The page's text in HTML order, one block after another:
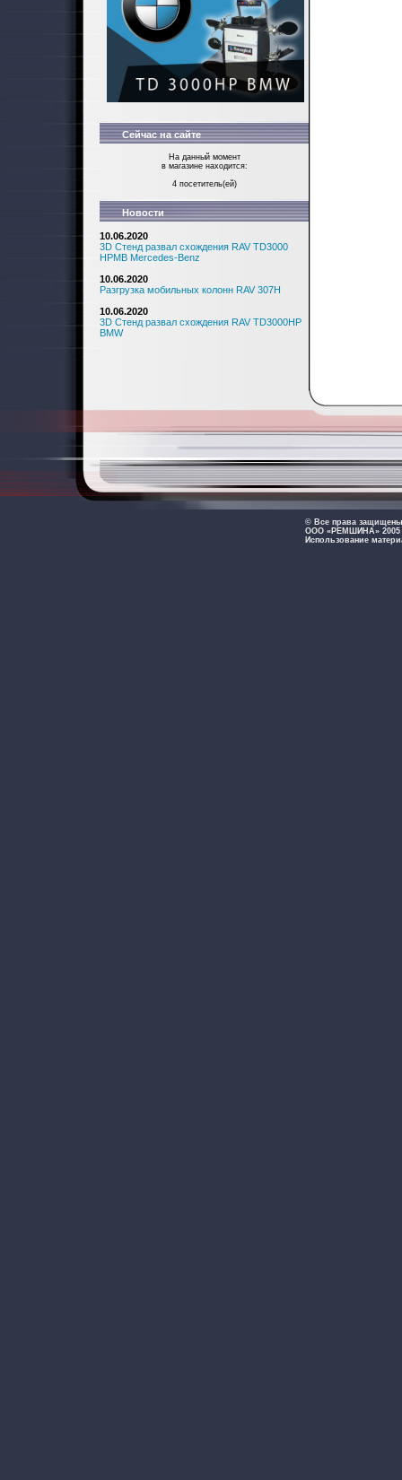
Сейчас на сайте
На данный момент
в магазине находится:
4 посетитель(ей)
Новости
10.06.2020
3D Стенд развал схождения RAV TD3000
HPMB Mercedes-Benz
10.06.2020
Разгрузка мобильных колонн RAV 307H
10.06.2020
3D Стенд развал схождения RAV TD3000HP
BMW
© Все права защищены
ООО «РЕМШИНА» 2005
Использование